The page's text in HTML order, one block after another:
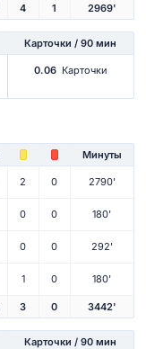
4 1 2969'
Карточки / 90 мин
0.06 Карточки
Минуты
2 0 2790'
0 0 180'
0 0 292'
1 0 180'
3 0 3442'
Карточки / 90 мин